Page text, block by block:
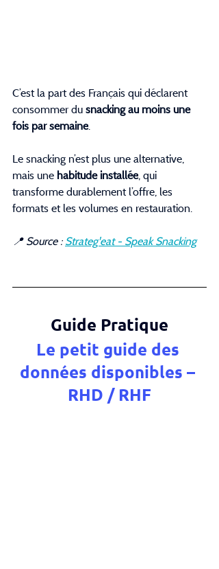
C’est la part des Français qui déclarent
consommer du snacking au moins une
fois par semaine
Le snacking n’est plus une alternative,
mais une habitude installée , qui
transforme durablement l’offre, les
formats et les volumes en restauration.
📍 Source : Strateg'eat - Speak Snacking
Guide Pratique
Le petit guide des
données disponibles –
RHD / RHF